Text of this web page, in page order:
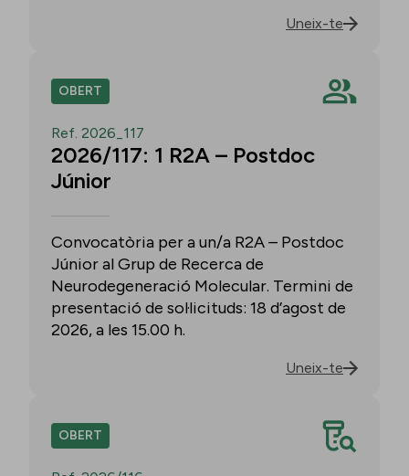
Uneix-te
OBERT
Ref. 2026_117
2026/117: 1 R2A – Postdoc
Júnior
Convocatòria per a un/a R2A – Postdoc
Júnior al Grup de Recerca de
Neurodegeneració Molecular. Termini de
presentació de sol·licituds: 18 d’agost de
2026, a les 15.00 h.
Uneix-te
OBERT